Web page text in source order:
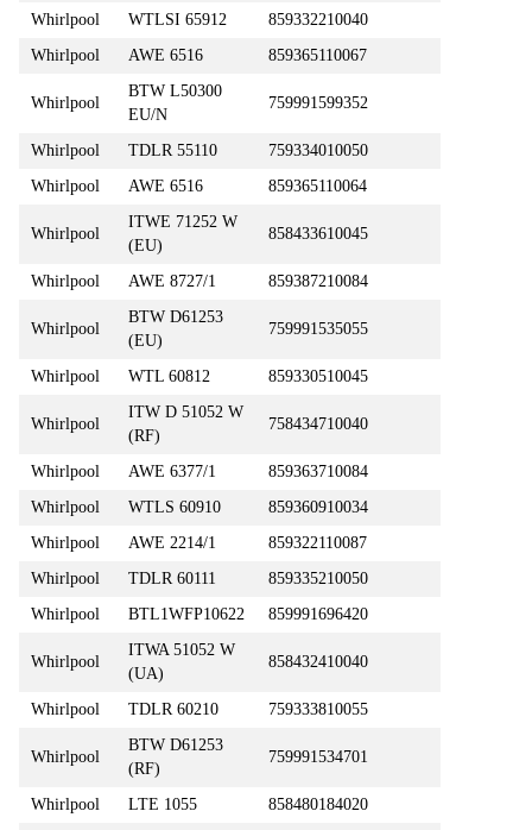
Whirlpool WTLSI 65912
859332210040
Whirlpool
AWE 6516 859365110067
Whirlpool
BTW L50300
EU/N
759991599352
Whirlpool TDLR 55110
759334010050
Whirlpool
AWE 6516 859365110064
Whirlpool
ITWE 71252 W
(EU)
858433610045
Whirlpool AWE 8727/1 859387210084
Whirlpool
BTW D61253
(EU)
759991535055
Whirlpool WTL 60812 859330510045
Whirlpool
ITW D 51052 W
(RF)
758434710040
Whirlpool AWE 6377/1
859363710084
Whirlpool
WTLS 60910
859360910034
Whirlpool
AWE 2214/1
859322110087
Whirlpool
TDLR 60111
859335210050
Whirlpool
BTL1WFP10622 859991696420
Whirlpool
ITWA 51052 W
(UA)
858432410040
Whirlpool TDLR 60210 759333810055
Whirlpool
BTW D61253
(RF)
759991534701
Whirlpool LTE 1055
858480184020